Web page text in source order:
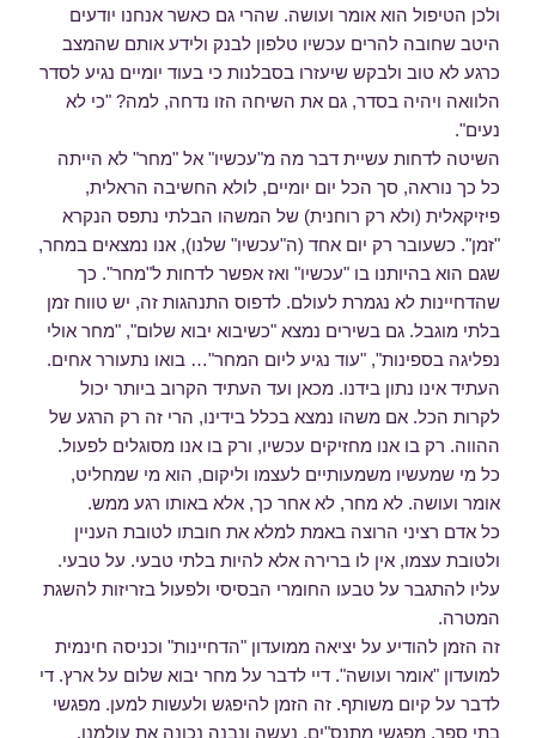
ולכן הטיפול הוא אומר ועושה. שהרי גם כאשר אנחנו יודעים
היטב שחובה להרים עכשיו טלפון לבנק ולידע אותם שהמצב
כרגע לא טוב ולבקש שיעזרו בסבלנות כי בעוד יומיים נגיע לסדר
הלוואה ויהיה בסדר, גם את השיחה הזו נדחה, למה? "כי לא
נעים".
השיטה לדחות עשיית דבר מה מ"עכשיו" אל "מחר" לא הייתה
כל כך נוראה, סך הכל יום יומיים, לולא החשיבה הראלית,
פיזיקאלית (ולא רק רוחנית) של המשהו הבלתי נתפס הנקרא
"זמן". כשעובר רק יום אחד (ה"עכשיו" שלנו), אנו נמצאים במחר,
שגם הוא בהיותנו בו "עכשיו" ואז אפשר לדחות ל"מחר". כך
שהדחיינות לא נגמרת לעולם. לדפוס התנהגות זה, יש טווח זמן
בלתי מוגבל. גם בשירים נמצא "כשיבוא יבוא שלום", "מחר אולי
נפליגה בספינות", "עוד נגיע ליום המחר"… בואו נתעורר אחים.
העתיד אינו נתון בידנו. מכאן ועד העתיד הקרוב ביותר יכול
לקרות הכל. אם משהו נמצא בכלל בידינו, הרי זה רק הרגע של
ההווה. רק בו אנו מחזיקים עכשיו, ורק בו אנו מסוגלים לפעול.
כל מי שמעשיו משמעותיים לעצמו וליקום, הוא מי שמחליט,
אומר ועושה. לא מחר, לא אחר כך, אלא באותו רגע ממש.
כל אדם רציני הרוצה באמת למלא את חובתו לטובת העניין
ולטובת עצמו, אין לו ברירה אלא להיות בלתי טבעי. על טבעי.
עליו להתגבר על טבעו החומרי הבסיסי ולפעול בזריזות להשגת
המטרה.
זה הזמן להודיע על יציאה ממועדון "הדחיינות" וכניסה חינמית
למועדון "אומר ועושה". דיי לדבר על מחר יבוא שלום על ארץ. די
לדבר על קיום משותף. זה הזמן להיפגש ולעשות למען. מפגשי
בתי ספר. מפגשי מתנס"ים. נעשה ונבנה נכונה את עולמנו.